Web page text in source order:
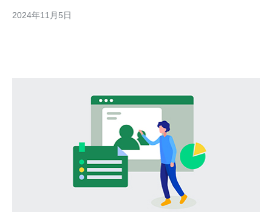
算服务提供商之一，提供稳定可靠的VPS服务。他们的VPS服务器
2024年11月5日